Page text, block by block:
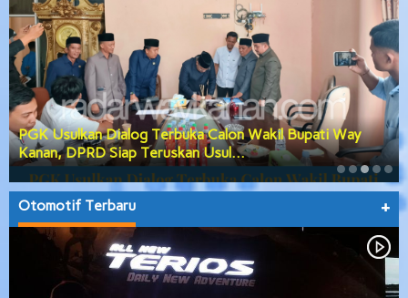
PGK Usulkan Dialog Terbuka Calon Wakil Bupati Way
Kanan, DPRD Siap Teruskan Usul…
Otomotif Terbaru +